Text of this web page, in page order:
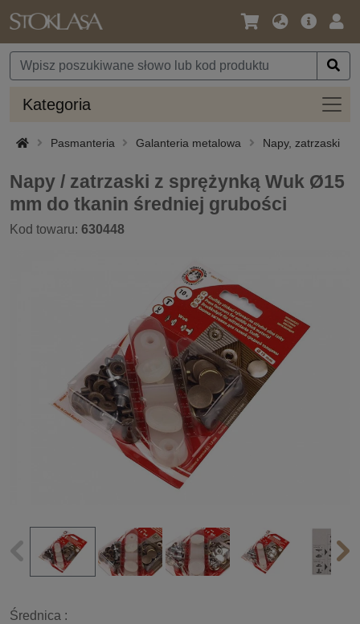
Język
Waluta
Oferta
Kategoria
Pasmanteria Galanteria metalowa Napy, zatrzaski
Napy / zatrzaski z sprężynką Wuk Ø15
mm do tkanin średniej grubości
Kod towaru: 630448
Średnica :